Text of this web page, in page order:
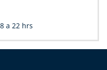
a 22 hrs